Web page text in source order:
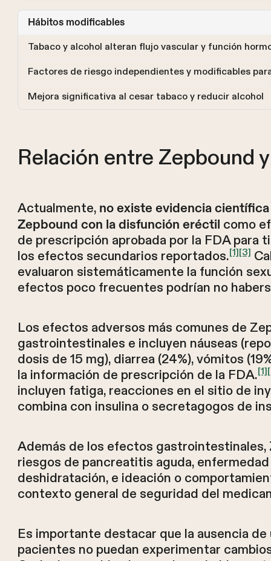
Hábitos modificables
Tabaco y alcohol alteran flujo vascular y función
Factores de riesgo independientes y modificables
Mejora significativa al cesar tabaco y reducir alcohol
Relación entre Zepbound
Actualmente, no existe evidencia
Zepbound con la disfunción eréctil como
de prescripción aprobada por la FDA
los efectos secundarios reportados.[1][3]
evaluaron sistemáticamente la función
efectos poco frecuentes podrían no
Los efectos adversos más comunes de
gastrointestinales e incluyen náuseas
dosis de 15 mg), diarrea (24%), vómitos
la información de prescripción de la FDA.[1]
incluyen fatiga, reacciones en el sitio de
combina con insulina o secretagogos de
Además de los efectos
riesgos de pancreatitis aguda,
deshidratación, e ideación o
contexto general de seguridad del
Es importante destacar que la ausencia
pacientes no puedan experimentar